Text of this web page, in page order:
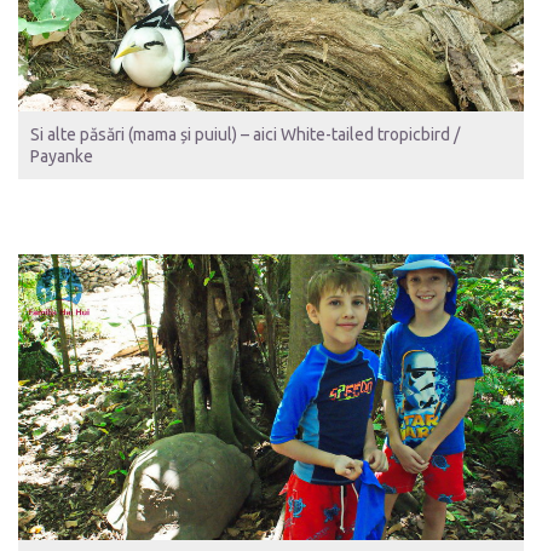
Si alte păsări (mama și puiul) – aici White-tailed tropicbird /
Payanke